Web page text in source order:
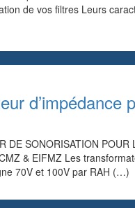
de vos filtres Leurs
d’impédance
DE SONORISATION POUR
& EIFMZ Les
70V et 100V par RAH (…)